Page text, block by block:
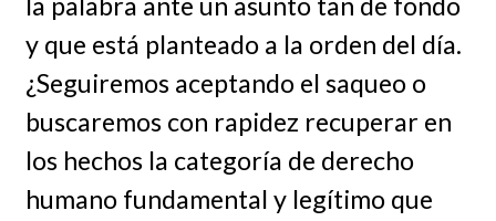
y que está planteado a la orden del día.
¿Seguiremos aceptando el saqueo o
buscaremos con rapidez recuperar en
los hechos la categoría de derecho
humano fundamental y legítimo que